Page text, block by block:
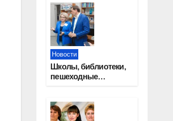
сертификаты на
приобретение
автомобилей
Новости
Школы, библиотеки,
пешеходные
«Единой России»
контролируют